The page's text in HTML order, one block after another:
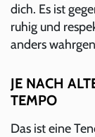
dich. Es ist
ruhig und
anders
JE NACH
TEMPO
Das ist eine